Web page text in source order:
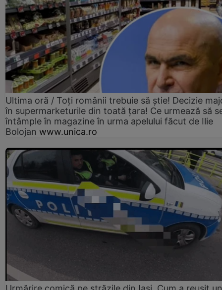
Ultima oră / Toți românii trebuie să știe! Decizie
în supermarketurile din toată țara! Ce urmează să
întâmple în magazine în urma apelului făcut de Ilie
Bolojan www.unica.ro